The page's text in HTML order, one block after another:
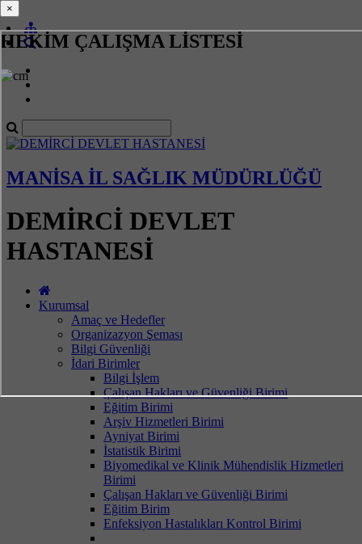
HEKİM ÇALIŞMA LİSTESİ
MANİSA İL SAĞLIK MÜDÜRLÜĞÜ
DEMİRCİ DEVLET
HASTANESİ
Kurumsal
Amaç ve Hedefler
Organizazyon Şeması
Bilgi Güvenliği
İdari Birimler
Bilgi İşlem
Çalışan Hakları ve Güvenliği Birimi
Eğitim Birimi
Arşiv Hizmetleri Birimi
Ayniyat Birimi
İstatistik Birimi
Biyomedikal ve Klinik Mühendislik Hizmetleri
Birimi
Çalışan Hakları ve Güvenliği Birimi
Eğitim Birim
Enfeksiyon Hastalıkları Kontrol Birimi
×